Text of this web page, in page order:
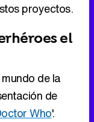
proyectos.
el
de la
de
Who'.